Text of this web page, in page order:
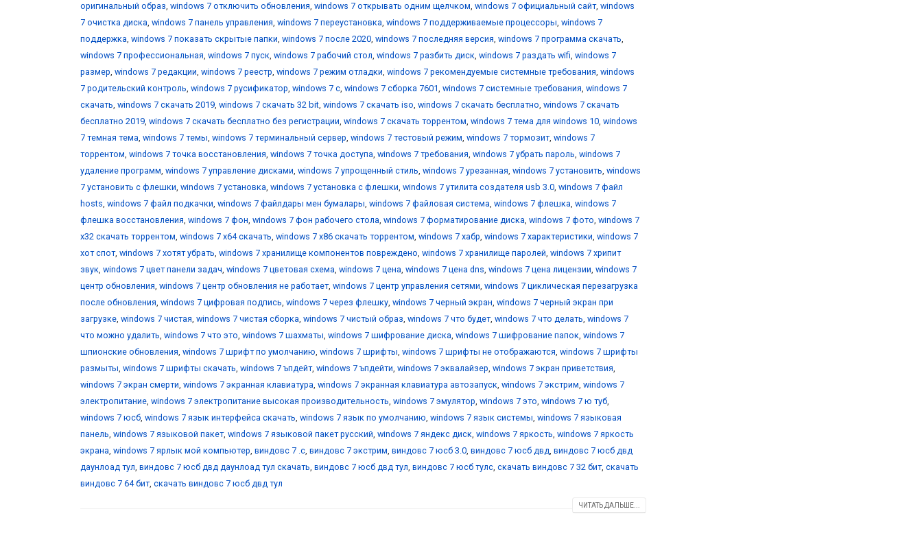
оригинальный образ, windows 7 отключить обновления, windows 7 открывать одним щелчком, windows 7 официальный сайт, windows
7 очистка диска, windows 7 панель управления, windows 7 переустановка, windows 7 поддерживаемые процессоры, windows 7
поддержка, windows 7 показать скрытые папки, windows 7 после 2020, windows 7 последняя версия, windows 7 программа скачать,
windows 7 профессиональная, windows 7 пуск, windows 7 рабочий стол, windows 7 разбить диск, windows 7 раздать wifi, windows 7
размер, windows 7 редакции, windows 7 реестр, windows 7 режим отладки, windows 7 рекомендуемые системные требования, windows
7 родительский контроль, windows 7 русификатор, windows 7 с, windows 7 сборка 7601, windows 7 системные требования, windows 7
скачать, windows 7 скачать 2019, windows 7 скачать 32 bit, windows 7 скачать iso, windows 7 скачать бесплатно, windows 7 скачать
бесплатно 2019, windows 7 скачать бесплатно без регистрации, windows 7 скачать торрентом, windows 7 тема для windows 10, windows
7 темная тема, windows 7 темы, windows 7 терминальный сервер, windows 7 тестовый режим, windows 7 тормозит, windows 7
торрентом, windows 7 точка восстановления, windows 7 точка доступа, windows 7 требования, windows 7 убрать пароль, windows 7
удаление программ, windows 7 управление дисками, windows 7 упрощенный стиль, windows 7 урезанная, windows 7 установить, windows
7 установить с флешки, windows 7 установка, windows 7 установка с флешки, windows 7 утилита создателя usb 3.0, windows 7 файл
hosts, windows 7 файл подкачки, windows 7 файлдары мен бумалары, windows 7 файловая система, windows 7 флешка, windows 7
флешка восстановления, windows 7 фон, windows 7 фон рабочего стола, windows 7 форматирование диска, windows 7 фото, windows 7
х32 скачать торрентом, windows 7 х64 скачать, windows 7 х86 скачать торрентом, windows 7 хабр, windows 7 характеристики, windows 7
хот спот, windows 7 хотят убрать, windows 7 хранилище компонентов повреждено, windows 7 хранилище паролей, windows 7 хрипит
звук, windows 7 цвет панели задач, windows 7 цветовая схема, windows 7 цена, windows 7 цена dns, windows 7 цена лицензии, windows 7
центр обновления, windows 7 центр обновления не работает, windows 7 центр управления сетями, windows 7 циклическая перезагрузка
после обновления, windows 7 цифровая подпись, windows 7 через флешку, windows 7 черный экран, windows 7 черный экран при
загрузке, windows 7 чистая, windows 7 чистая сборка, windows 7 чистый образ, windows 7 что будет, windows 7 что делать, windows 7
что можно удалить, windows 7 что это, windows 7 шахматы, windows 7 шифрование диска, windows 7 шифрование папок, windows 7
шпионские обновления, windows 7 шрифт по умолчанию, windows 7 шрифты, windows 7 шрифты не отображаются, windows 7 шрифты
размыты, windows 7 шрифты скачать, windows 7 ъпдейт, windows 7 ъпдейти, windows 7 эквалайзер, windows 7 экран приветствия,
windows 7 экран смерти, windows 7 экранная клавиатура, windows 7 экранная клавиатура автозапуск, windows 7 экстрим, windows 7
электропитание, windows 7 электропитание высокая производительность, windows 7 эмулятор, windows 7 это, windows 7 ю туб,
windows 7 юсб, windows 7 язык интерфейса скачать, windows 7 язык по умолчанию, windows 7 язык системы, windows 7 языковая
панель, windows 7 языковой пакет, windows 7 языковой пакет русский, windows 7 яндекс диск, windows 7 яркость, windows 7 яркость
экрана, windows 7 ярлык мой компьютер, виндовс 7 .с, виндовс 7 экстрим, виндовс 7 юсб 3.0, виндовс 7 юсб двд, виндовс 7 юсб двд
даунлоад тул, виндовс 7 юсб двд даунлоад тул скачать, виндовс 7 юсб двд тул, виндовс 7 юсб тулс, скачать виндовс 7 32 бит, скачать
виндовс 7 64 бит, скачать виндовс 7 юсб двд тул
ЧИТАТЬ ДАЛЬШЕ...